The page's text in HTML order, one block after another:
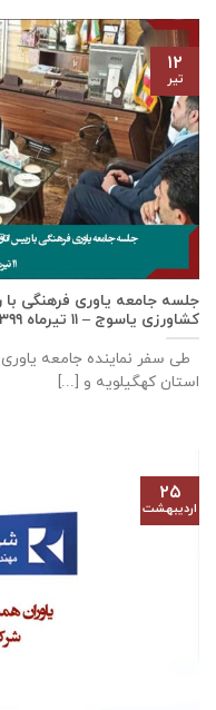
جلسه جامعه یاوری فرهنگی با
كشاورزی ياسوج – ۱۱ تیرماه ۱۳۹۹
طی سفر نماینده جامعه
استان کهگیلویه و [...]
۱۲
تیر
۲۵
اردیبهشت